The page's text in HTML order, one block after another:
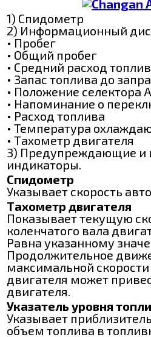
1) Спидометр
2) Информационный
• Пробег
• Общий пробег
• Средний расход
• Запас топлива до
• Положение селектора
• Напоминание о
• Расход топлива
• Температура
• Тахометр двигателя
3) Предупреждающие и
индикаторы.
Спидометр
Указывает скорость
Тахометр двигателя
Показывает текущую
коленчатого вала
Равна указанному
Продолжительное
максимальной
двигателя может
двигателя.
Указатель уровня
Указывает
объем топлива в